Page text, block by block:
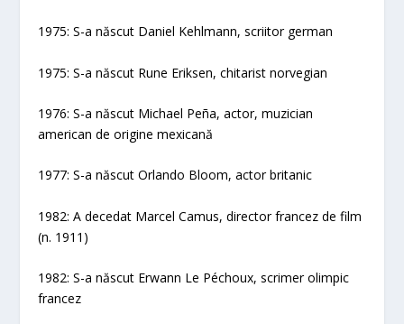
1975: S-a născut Daniel Kehlmann, scriitor german
1975: S-a născut Rune Eriksen, chitarist norvegian
1976: S-a născut Michael Peña, actor, muzician
american de origine mexicană
1977: S-a născut Orlando Bloom, actor britanic
1982: A decedat Marcel Camus, director francez de film
(n. 1911)
1982: S-a născut Erwann Le Péchoux, scrimer olimpic
francez